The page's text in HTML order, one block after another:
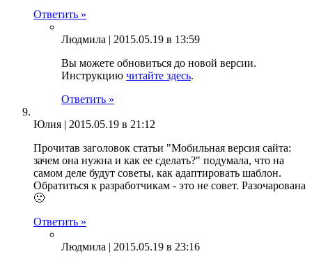
Ответить »
Людмила | 2015.05.19 в 13:59
Вы можете обновиться до новой версии.
Инструкцию читайте здесь.
Ответить »
Юлия | 2015.05.19 в 21:12
Прочитав заголовок статьи "Мобильная версия сайта:
зачем она нужна и как ее сделать?" подумала, что на
самом деле будут советы, как адаптировать шаблон.
Обратиться к разработчикам - это не совет. Разочарована
🙁
Ответить »
Людмила | 2015.05.19 в 23:16